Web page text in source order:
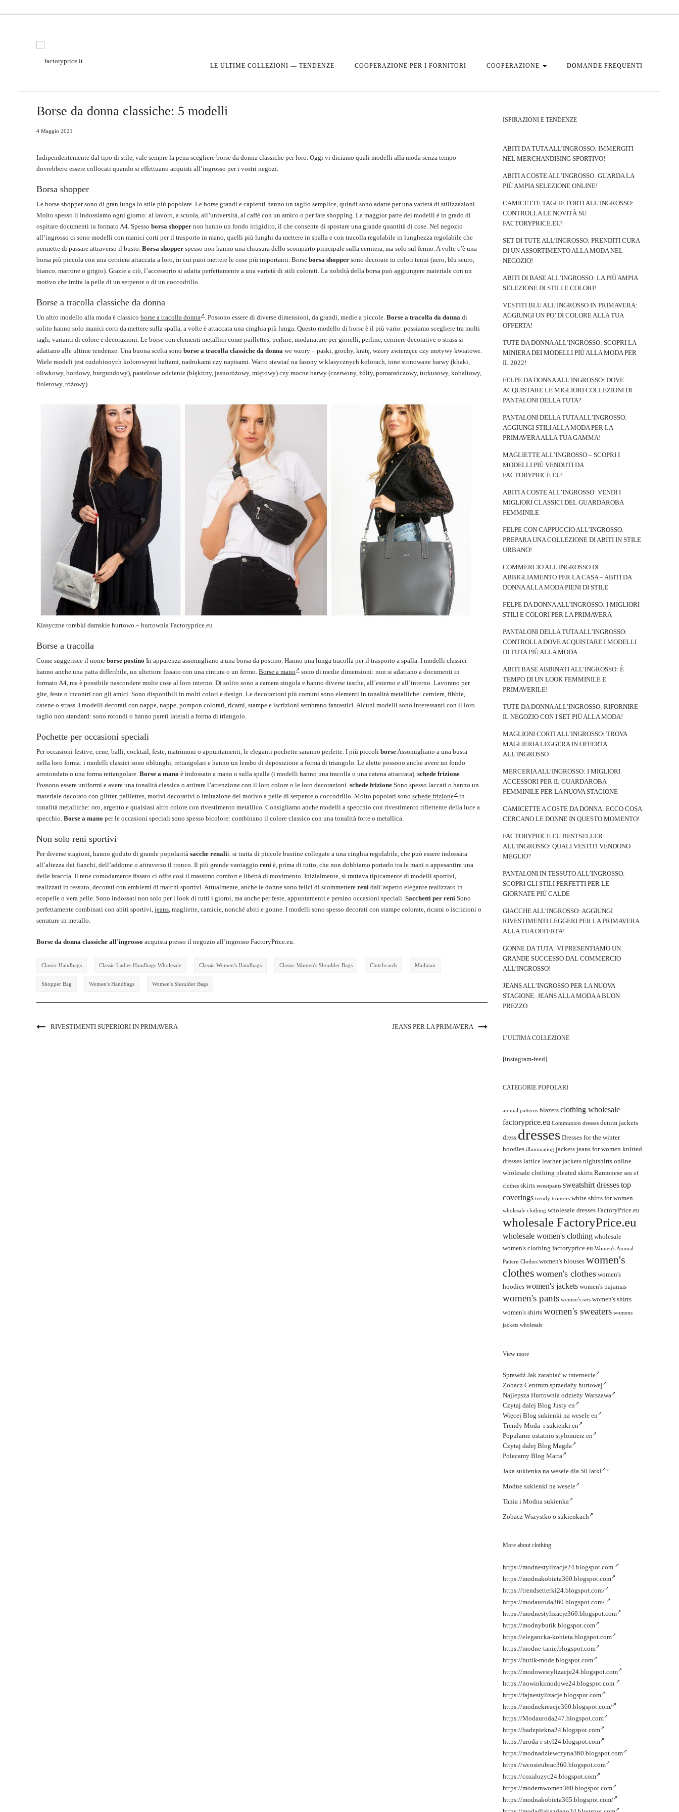
LE ULTIME COLLEZIONI — TENDENZE COOPERAZIONE PER I FORNITORI COOPERAZIONE DOMANDE FREQUENTI
Borse da donna classiche: 5 modelli
4 Maggio 2021
Indipendentemente dal tipo di stile, vale sempre la pena scegliere borse da donna classiche per loro. Oggi vi diciamo quali modelli alla moda senza tempo
dovrebbero essere collocati quando si effettuano acquisti all’ingrosso per i vostri negozi.
Borsa shopper
Le borse shopper sono di gran lunga lo stile più popolare. Le borse grandi e capienti hanno un taglio semplice, quindi sono adatte per una varietà di stilizzazioni.
Molto spesso li indossiamo ogni giorno: al lavoro, a scuola, all’università, al caffè con un amico o per fare shopping. La maggior parte dei modelli è in grado di
ospitare documenti in formato A4. Spesso borsa shopper non hanno un fondo irrigidito, il che consente di spostare una grande quantità di cose. Nel negozio
all’ingrosso ci sono modelli con manici corti per il trasporto in mano, quelli più lunghi da mettere in spalla e con tracolla regolabile in lunghezza regolabile che
permette di passare attraverso il busto. Borsa shopper spesso non hanno una chiusura dello scomparto principale sulla cerniera, ma solo sul fermo. A volte c’è una
borsa più piccola con una cerniera attaccata a loro, in cui puoi mettere le cose più importanti. Borse borsa shopper sono decorate in colori tenui (nero, blu scuro,
bianco, marrone o grigio). Grazie a ciò, l’accessorio si adatta perfettamente a una varietà di stili colorati. La nobiltà della borsa può aggiungere materiale con un
motivo che imita la pelle di un serpente o di un coccodrillo.
Borse a tracolla classiche da donna
Un altro modello alla moda è classico borse a tracolla donna . Possono essere di diverse dimensioni, da grandi, medie a piccole. Borse a tracolla da donna di
solito hanno solo manici corti da mettere sulla spalla, a volte è attaccata una cinghia più lunga. Questo modello di borse è il più vario: possiamo scegliere tra molti
tagli, varianti di colore e decorazioni. Le borse con elementi metallici come paillettes, perline, modanature per gioielli, perline, cerniere decorative o strass si
adattano alle ultime tendenze. Una buona scelta sono borse a tracolla classiche da donna we wzory – paski, grochy, kratę, wzory zwierzęce czy motywy kwiatowe.
Wiele modeli jest ozdobionych kolorowymi haftami, nadrukami czy napisami. Warto stawiać na fasony w klasycznych kolorach, inne stonowane barwy (khaki,
oliwkowy, bordowy, burgundowy), pastelowe odcienie (błękitny, jasnoróżowy, miętowy) czy mocne barwy (czerwony, żółty, pomarańczowy, turkusowy, kobaltowy,
fioletowy, różowy).
Klasyczne torebki damskie hurtowo – hurtownia Factoryprice.eu
Borse a tracolla
Come suggerisce il nome borse postino In apparenza assomigliano a una borsa da postino. Hanno una lunga tracolla per il trasporto a spalla. I modelli classici
hanno anche una patta differibile, un ulteriore fissato con una cintura o un fermo. Borse a mano
sono di medie dimensioni: non si adattano a documenti in
formato A4, ma è possibile nascondere molte cose al loro interno. Di solito sono a camera singola e hanno diverse tasche, all’esterno e all’interno. Lavorano per
gite, feste o incontri con gli amici. Sono disponibili in molti colori e design. Le decorazioni più comuni sono elementi in tonalità metalliche: cerniere, fibbie,
catene o strass. I modelli decorati con nappe, nappe, pompon colorati, ricami, stampe e iscrizioni sembrano fantastici. Alcuni modelli sono interessanti con il loro
taglio non standard: sono rotondi o hanno pareti laterali a forma di triangolo.
Pochette per occasioni speciali
Per occasioni festive, cene, balli, cocktail, feste, matrimoni o appuntamenti, le eleganti pochette saranno perfette. I più piccoli borse Assomigliano a una busta
nella loro forma: i modelli classici sono oblunghi, rettangolari e hanno un lembo di deposizione a forma di triangolo. Le alette possono anche avere un fondo
arrotondato o una forma rettangolare. Borse a mano è indossato a mano o sulla spalla (i modelli hanno una tracolla o una catena attaccata). schede frizione
Possono essere uniformi e avere una tonalità classica o attirare l’attenzione con il loro colore o le loro decorazioni. schede frizione Sono spesso laccati o hanno un
materiale decorato con glitter, paillettes, motivi decorativi o imitazione del motivo a pelle di serpente o coccodrillo. Molto popolari sono schede frizione
in
tonalità metalliche: oro, argento e qualsiasi altro colore con rivestimento metallico. Consigliamo anche modelli a specchio con rivestimento riflettente della luce a
specchio. Borse a mano per le occasioni speciali sono spesso bicolore: combinano il colore classico con una tonalità forte o metallica.
Non solo reni sportivi
Per diverse stagioni, hanno goduto di grande popolarità sacche renalii. si tratta di piccole bustine collegate a una cinghia regolabile, che può essere indossata
all’altezza dei fianchi, dell’addome o attraverso il tronco. Il più grande vantaggio reni è, prima di tutto, che non dobbiamo portarlo tra le mani o appesantire una
delle braccia. Il rene comodamente fissato ci offre così il massimo comfort e libertà di movimento. Inizialmente, si trattava tipicamente di modelli sportivi,
realizzati in tessuto, decorati con emblemi di marchi sportivi. Attualmente, anche le donne sono felici di scommettere reni dall’aspetto elegante realizzato in
ecopelle o vera pelle. Sono indossati non solo per i look di tutti i giorni, ma anche per feste, appuntamenti e persino occasioni speciali. Sacchetti per reni Sono
perfettamente combinati con abiti sportivi, jeans , magliette, camicie, nonché abiti e gonne. I modelli sono spesso decorati con stampe colorate, ricami o iscrizioni o
serrature in metallo.
Borse da donna classiche all’ingrosso acquista presso il negozio all’ingrosso FactoryPrice.eu.
Classic Handbags Classic Ladies Handbags Wholesale Classic Women's Handbags Classic Women's Shoulder Bags Clutchcards Mailman
Shopper Bag Women's Handbags Women's Shoulder Bags
RIVESTIMENTI SUPERIORI IN PRIMAVERA JEANS PER LA PRIMAVERA
ISPIRAZIONI E TENDENZE
ABITI DA TUTA ALL’INGROSSO: IMMERGITI
NEL MERCHANDISING SPORTIVO!
ABITI A COSTE ALL’INGROSSO: GUARDA LA
PIÙ AMPIA SELEZIONE ONLINE!
CAMICETTE TAGLIE FORTI ALL’INGROSSO:
CONTROLLA LE NOVITÀ SU
FACTORYPRICE.EU!
SET DI TUTE ALL’INGROSSO: PRENDITI CURA
DI UN ASSORTIMENTO ALLA MODA NEL
NEGOZIO!
ABITI DI BASE ALL’INGROSSO: LA PIÙ AMPIA
SELEZIONE DI STILI E COLORI!
VESTITI BLU ALL’INGROSSO IN PRIMAVERA:
AGGIUNGI UN PO’ DI COLORE ALLA TUA
OFFERTA!
TUTE DA DONNA ALL’INGROSSO: SCOPRI LA
MINIERA DEI MODELLI PIÙ ALLA MODA PER
IL 2022!
FELPE DA DONNA ALL’INGROSSO: DOVE
ACQUISTARE LE MIGLIORI COLLEZIONI DI
PANTALONI DELLA TUTA?
PANTALONI DELLA TUTA ALL’INGROSSO:
AGGIUNGI STILI ALLA MODA PER LA
PRIMAVERA ALLA TUA GAMMA!
MAGLIETTE ALL’INGROSSO – SCOPRI I
MODELLI PIÙ VENDUTI DA
FACTORYPRICE.EU!
ABITI A COSTE ALL’INGROSSO: VENDI I
MIGLIORI CLASSICI DEL GUARDAROBA
FEMMINILE
FELPE CON CAPPUCCIO ALL’INGROSSO:
PREPARA UNA COLLEZIONE DI ABITI IN STILE
URBANO!
COMMERCIO ALL’INGROSSO DI
ABBIGLIAMENTO PER LA CASA – ABITI DA
DONNA ALLA MODA PIENI DI STILE
FELPE DA DONNA ALL’INGROSSO: I MIGLIORI
STILI E COLORI PER LA PRIMAVERA
PANTALONI DELLA TUTA ALL’INGROSSO:
CONTROLLA DOVE ACQUISTARE I MODELLI
DI TUTA PIÙ ALLA MODA
ABITI BASE ABBINATI ALL’INGROSSO: È
TEMPO DI UN LOOK FEMMINILE E
PRIMAVERILE!
TUTE DA DONNA ALL’INGROSSO: RIFORNIRE
IL NEGOZIO CON I SET PIÙ ALLA MODA!
MAGLIONI CORTI ALL’INGROSSO: TROVA
MAGLIERIA LEGGERA IN OFFERTA
ALL’INGROSSO
MERCERIA ALL’INGROSSO: I MIGLIORI
ACCESSORI PER IL GUARDAROBA
FEMMINILE PER LA NUOVA STAGIONE
CAMICETTE A COSTE DA DONNA: ECCO COSA
CERCANO LE DONNE IN QUESTO MOMENTO!
FACTORYPRICE.EU BESTSELLER
ALL’INGROSSO: QUALI VESTITI VENDONO
MEGLIO?
PANTALONI IN TESSUTO ALL’INGROSSO:
SCOPRI GLI STILI PERFETTI PER LE
GIORNATE PIÙ CALDE
GIACCHE ALL’INGROSSO: AGGIUNGI
RIVESTIMENTI LEGGERI PER LA PRIMAVERA
ALLA TUA OFFERTA!
GONNE DA TUTA: VI PRESENTIAMO UN
GRANDE SUCCESSO DAL COMMERCIO
ALL’INGROSSO!
JEANS ALL’INGROSSO PER LA NUOVA
STAGIONE: JEANS ALLA MODA A BUON
PREZZO
L’ULTIMA COLLEZIONE
[instagram-feed]
CATEGORIE POPOLARI
animal patterns blazers clothing wholesale
factoryprice.eu Communion dresses denim jackets
dress dresses Dresses for the winter
hoodies illuminating jackets jeans for women knitted
dresses lattice leather jackets nightshirts online
wholesale clothing pleated skirts Ramonese sets of
clothes skirts sweatpants sweatshirt dresses top
coverings trendy trousers white shirts for women
wholesale clothing wholesale dresses FactoryPrice.eu
wholesale FactoryPrice.eu
wholesale women's clothing wholesale
women's clothing factoryprice.eu Women's Animal
Pattern Clothes women's blouses women's
clothes women's clothes women's
hoodies women's jackets women's pajamas
women's pants women's sets women's shirts
women's shirts women's sweaters womens
jackets wholesale
View more
Sprawdź Jak zarabiać w internecie
Zobacz Centrum sprzedaży hurtowej
Najlepsza Hurtownia odzieży Warszawa
Czytaj dalej Blog Justy en
Więcej Blog sukienki na wesele en
Trendy Moda i sukienki en
Popularne ostatnio stylomierz en
Czytaj dalej Blog Magda
Polecamy Blog Marta
Jaka sukienka na wesele dla 50 latki ?
Modne sukienki na wesele
Tania i Modna sukienka
Zobacz Wszystko o sukienkach
More about clothing
https://modnestylizacje24.blogspot.com
https://modnakobieta360.blogspot.com
https://trendsetterki24.blogspot.com/
https://modauroda360.blogspot.com/
https://modnestylizacje360.blogspot.com
https://modnybutik.blogspot.com
https://elegancka-kobieta.blogspot.com
https://modne-tanie.blogspot.com
https://butik-mode.blogspot.com
https://modowestylizacje24.blogspot.com
https://nowinkimodowe24.blogspot.com
https://fajnestylizacje.blogspot.com
https://modnekreacje360.blogspot.com/
https://Modauroda247.blogspot.com
https://badzpiekna24.blogspot.com
https://uroda-i-styl24.blogspot.com
https://modnadziewczyna360.blogspot.com
https://wcosieubrac360.blogspot.com
https://cozalozyc24.blogspot.com
https://modernwomen360.blogspot.com
https://modnakobieta365.blogspot.com/